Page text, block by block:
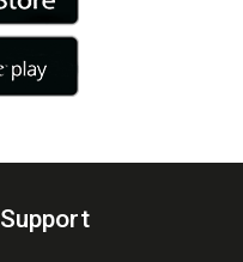
Support